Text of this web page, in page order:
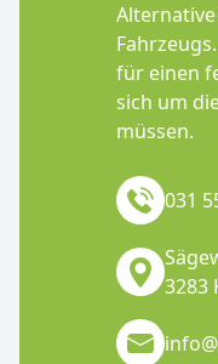
für einen
sich um
müssen.
031
3283